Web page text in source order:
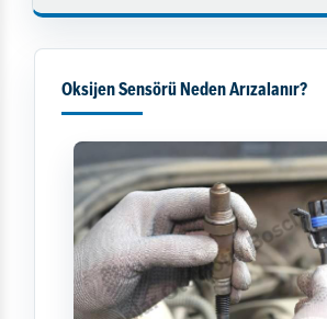
Oksijen Sensörü Neden Arızalanır?